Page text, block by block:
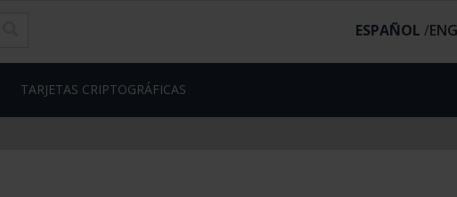
ESPAÑOL /
TARJETAS CRIPTOGRÁFICAS